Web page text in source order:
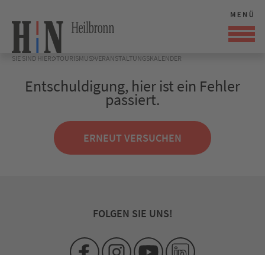
SIE SIND HIER: TOURISMUS VERANSTALTUNGSKALENDER
Entschuldigung, hier ist ein Fehler
passiert.
ERNEUT VERSUCHEN
FOLGEN SIE UNS!